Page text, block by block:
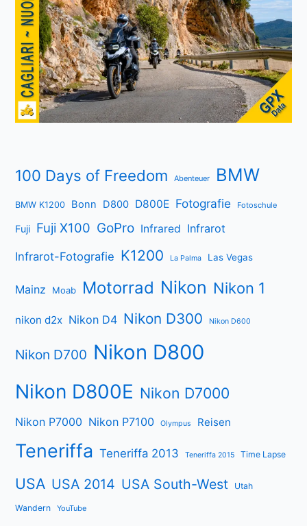
100 Days of Freedom Abenteuer BMW
BMW K1200 Bonn D800 D800E Fotografie Fotoschule
Fuji Fuji X100 GoPro Infrared Infrarot
Infrarot-Fotografie K1200 La Palma Las Vegas
Mainz Moab Motorrad Nikon Nikon 1
nikon d2x Nikon D4 Nikon D300 Nikon D600
Nikon D700 Nikon D800
Nikon D800E Nikon D7000
Nikon P7000 Nikon P7100 Olympus Reisen
Teneriffa Teneriffa 2013 Teneriffa 2015 Time Lapse
USA USA 2014 USA South-West Utah
Wandern YouTube